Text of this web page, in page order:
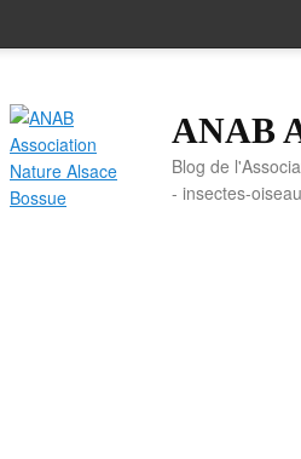
ANAB
Blog de
- insectes-